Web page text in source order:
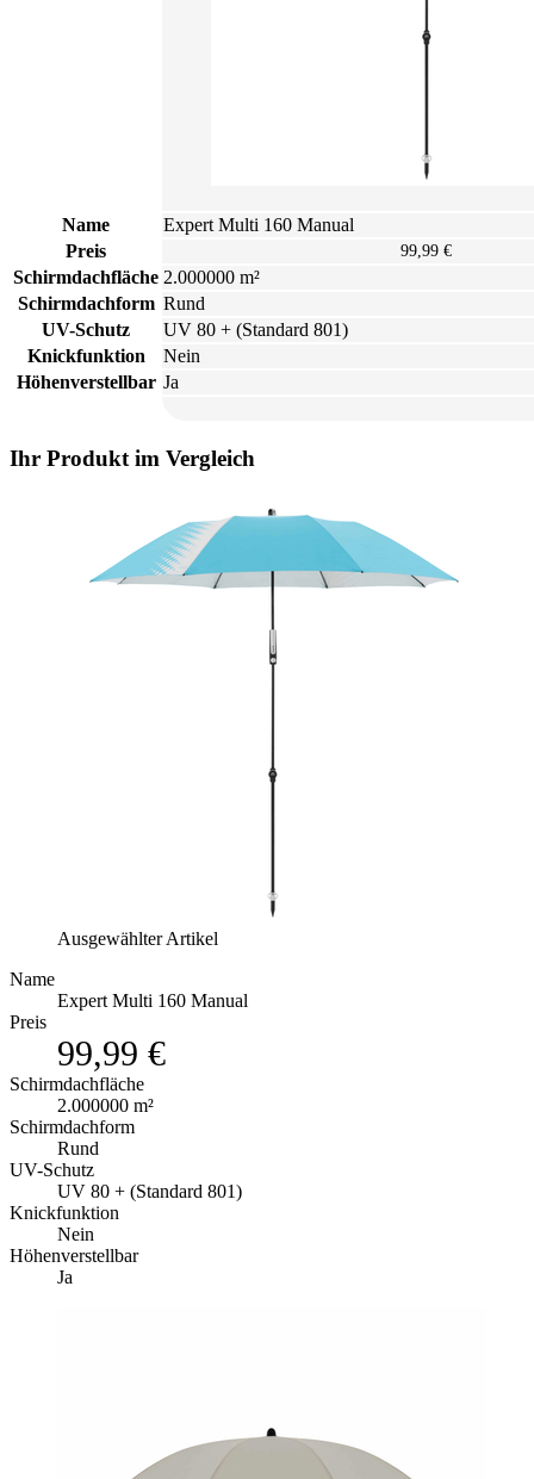
Name
Expert Multi 160 Manual
Preis
99,99 €
Schirmdachfläche 2.000000 m²
Schirmdachform Rund
UV-Schutz
UV 80 + (Standard 801)
Knickfunktion
Nein
Höhenverstellbar Ja
Ihr Produkt im Vergleich
Ausgewählter Artikel
Name
Expert Multi 160 Manual
Preis
99,99 €
Schirmdachfläche
2.000000 m²
Schirmdachform
Rund
UV-Schutz
UV 80 + (Standard 801)
Knickfunktion
Nein
Höhenverstellbar
Ja